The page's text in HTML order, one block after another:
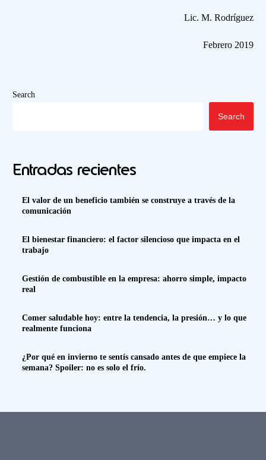
Lic. M. Rodríguez
Febrero 2019
Search
Search
Entradas recientes
El valor de un beneficio también se construye a través de la
comunicación
El bienestar financiero: el factor silencioso que impacta en el
trabajo
Gestión de combustible en la empresa: ahorro simple, impacto
real
Comer saludable hoy: entre la tendencia, la presión… y lo que
realmente funciona
¿Por qué en invierno te sentís cansado antes de que empiece la
semana? Spoiler: no es solo el frío.